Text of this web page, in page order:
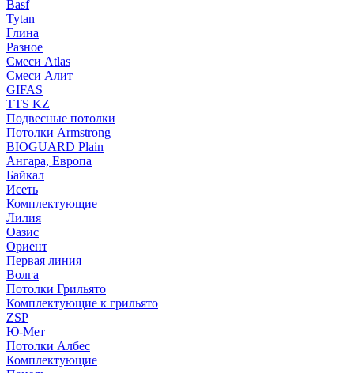
Basf
Tytan
Глина
Разное
Смеси Atlas
Смеси Алит
GIFAS
TTS KZ
Подвесные потолки
Потолки Armstrong
BIOGUARD Plain
Ангара, Европа
Байкал
Исеть
Комплектующие
Лилия
Оазис
Ориент
Первая линия
Волга
Потолки Грильято
Комплектующие к грильято
ZSP
Ю-Мет
Потолки Албес
Комплектующие